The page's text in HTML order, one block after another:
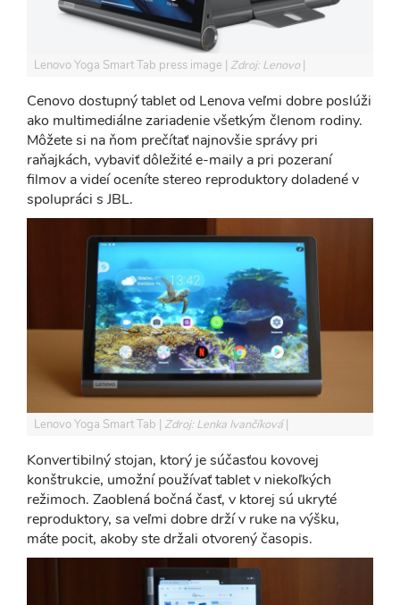
Lenovo Yoga Smart Tab press image Zdroj: Lenovo
Cenovo dostupný tablet od Lenova veľmi dobre poslúži
ako multimediálne zariadenie všetkým členom rodiny.
Môžete si na ňom prečítať najnovšie správy pri
raňajkách, vybaviť dôležité e-maily a pri pozeraní
filmov a videí oceníte stereo reproduktory doladené v
spolupráci s JBL.
Lenovo Yoga Smart Tab Zdroj: Lenka Ivančíková
Konvertibilný stojan, ktorý je súčasťou kovovej
konštrukcie, umožní používať tablet v niekoľkých
režimoch. Zaoblená bočná časť, v ktorej sú ukryté
reproduktory, sa veľmi dobre drží v ruke na výšku,
máte pocit, akoby ste držali otvorený časopis.